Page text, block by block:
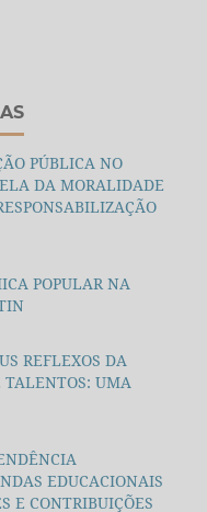
PÚBLICA NO
DA MORALIDADE
POPULAR NA
REFLEXOS DA
TALENTOS: UMA
EDUCACIONAIS
E CONTRIBUIÇÕES